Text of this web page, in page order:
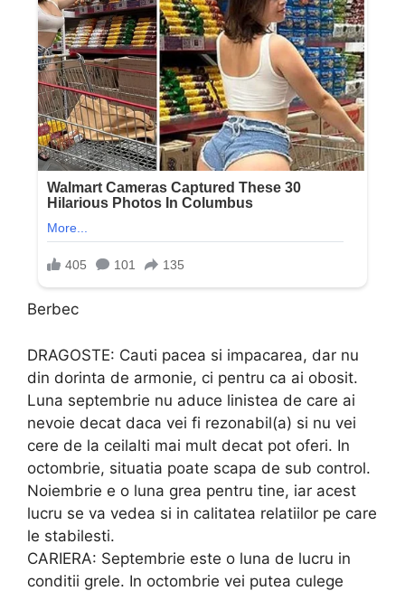
Berbec
DRAGOSTE: Cauti pacea si impacarea, dar nu
din dorinta de armonie, ci pentru ca ai obosit.
Luna septembrie nu aduce linistea de care ai
nevoie decat daca vei fi rezonabil(a) si nu vei
cere de la ceilalti mai mult decat pot oferi. In
octombrie, situatia poate scapa de sub control.
Noiembrie e o luna grea pentru tine, iar acest
lucru se va vedea si in calitatea relatiilor pe care
le stabilesti.
CARIERA: Septembrie este o luna de lucru in
conditii grele. In octombrie vei putea culege